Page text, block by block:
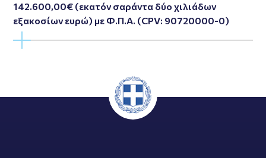
142.600,00€ (εκατόν σαράντα δύο χιλιάδων
εξακοσίων ευρώ) με Φ.Π.Α. (CPV: 90720000-0)